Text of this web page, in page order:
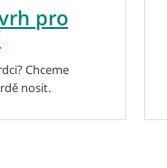
pro
Chceme
nosit.